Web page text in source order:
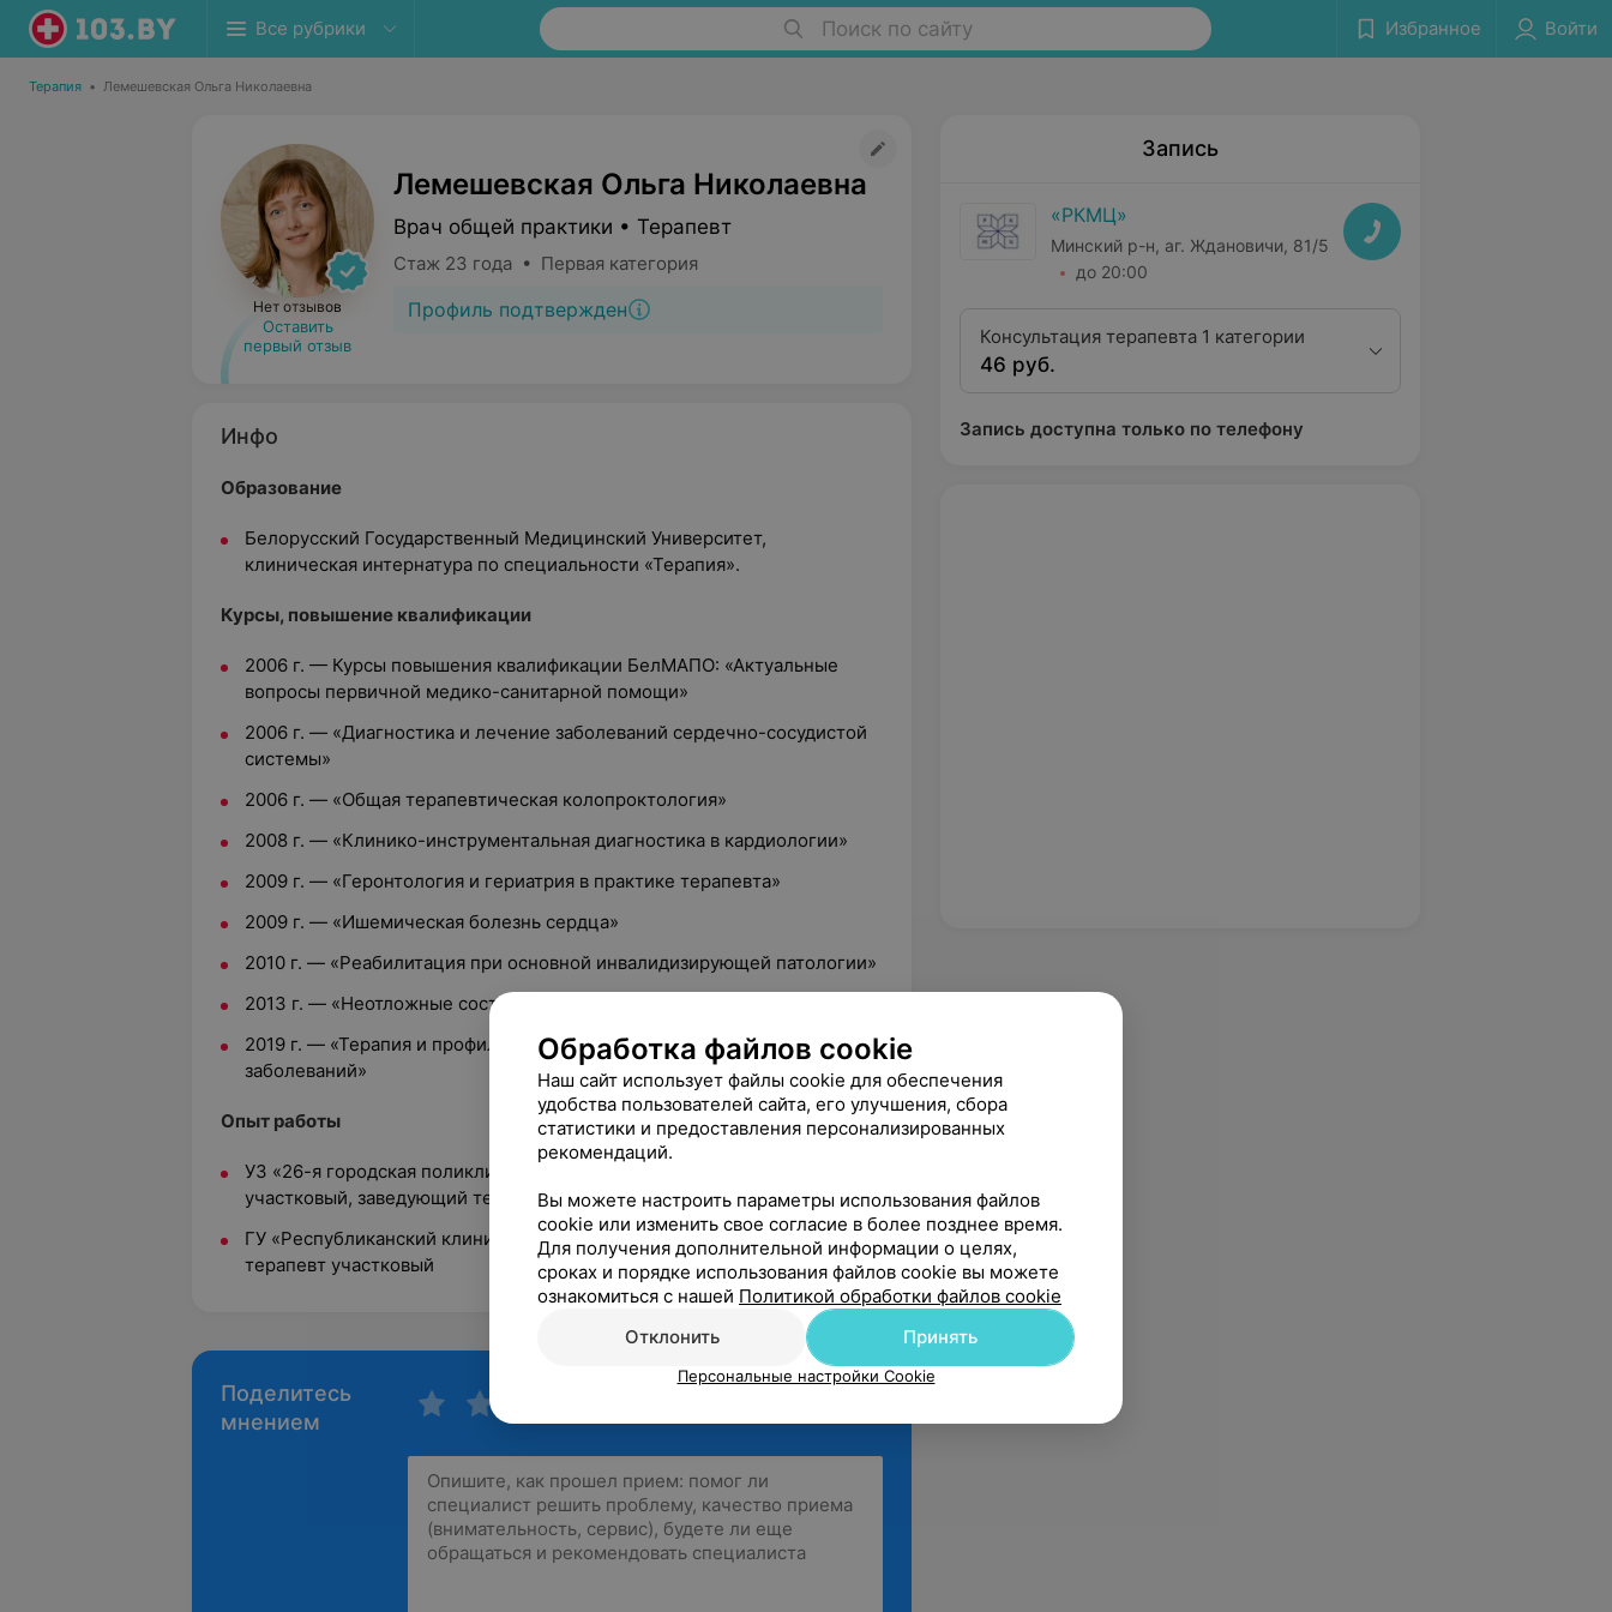
Все рубрики Поиск по сайту Избранное Войти
Терапия • Лемешевская Ольга Николаевна
Нет отзывов
Оставить
первый отзыв
Лемешевская Ольга Николаевна
Врач общей практики • Терапевт
Стаж 23 года • Первая категория
Профиль подтвержден
Инфо
Образование
Белорусский Государственный Медицинский Университет,
клиническая интернатура по специальности «Терапия».
Курсы, повышение квалификации
2006 г. — Курсы повышения квалификации БелМАПО: «Актуальные
вопросы первичной медико-санитарной помощи»
2006 г. — «Диагностика и лечение заболеваний сердечно-сосудистой
системы»
2006 г. — «Общая терапевтическая колопроктология»
2008 г. — «Клинико-инструментальная диагностика в кардиологии»
2009 г. — «Геронтология и гериатрия в практике терапевта»
2009 г. — «Ишемическая болезнь сердца»
2010 г. — «Реабилитация при основной инвалидизирующей патологии»
2013 г. — «Неотложные состояния в терапии»
2019 г. — «Терапия и профилактика основных неинфекционных
заболеваний»
Опыт работы
УЗ «26-я городская поликлиника г. Минска», врач-терапевт
участковый, заведующий терапевтическим отделением.
ГУ «Республиканский клинический медицинский центр», врач-
терапевт участковый
Поделитесь
мнением
Запись
«РКМЦ»
Минский р-н, аг. Ждановичи, 81/5
до 20:00
Консультация терапевта 1 категории
46 руб.
Запись доступна только по телефону
Обработка файлов cookie
Наш сайт использует файлы cookie для обеспечения
удобства пользователей сайта, его улучшения, сбора
статистики и предоставления персонализированных
рекомендаций.
Вы можете настроить параметры использования файлов
cookie или изменить свое согласие в более позднее время.
Для получения дополнительной информации о целях,
сроках и порядке использования файлов cookie вы можете
ознакомиться с нашей Политикой обработки файлов cookie
Отклонить
Принять
Персональные настройки Cookie